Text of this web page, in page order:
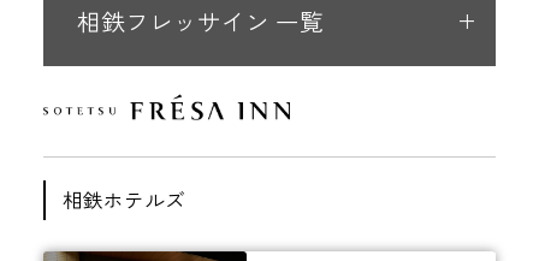
相鉄フレッサイン 一覧
相鉄ホテルズ